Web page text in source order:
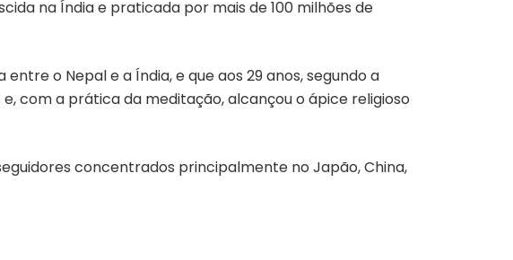
na Índia e praticada por mais de 100 milhões de
o Nepal e a Índia, e que aos 29 anos, segundo a
com a prática da meditação, alcançou o ápice religioso
concentrados principalmente no Japão, China,